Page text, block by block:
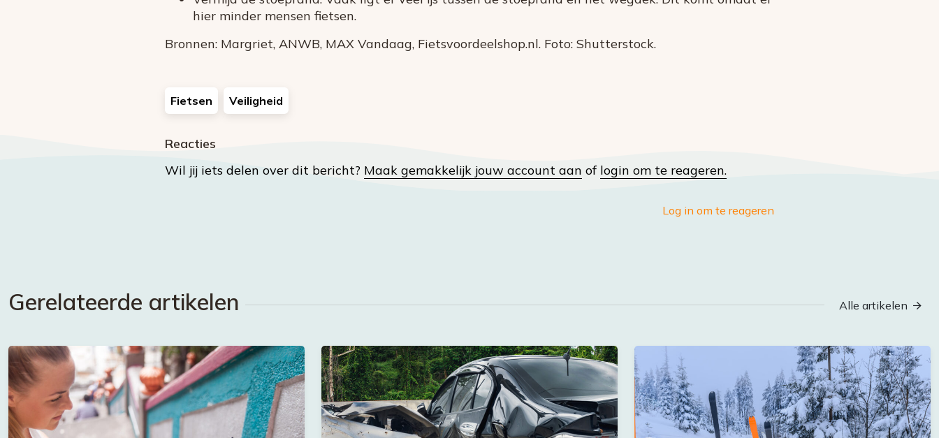
hier minder mensen fietsen.
Bronnen: Margriet, ANWB, MAX Vandaag, Fietsvoordeelshop.nl. Foto: Shutterstock.
Fietsen Veiligheid
Reacties
Wil jij iets delen over dit bericht? Maak gemakkelijk jouw account aan of login om te reageren.
Log in om te reageren
Gerelateerde artikelen Alle artikelen